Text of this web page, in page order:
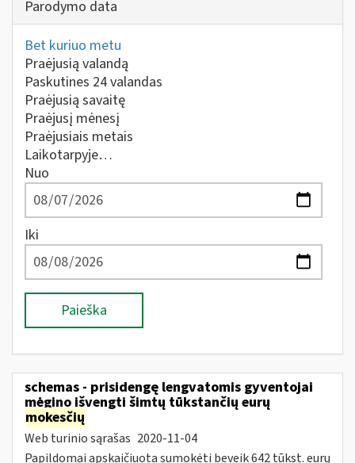
Parodymo data
Bet kuriuo metu
Praėjusią valandą
Paskutines 24 valandas
Praėjusią savaitę
Praėjusį mėnesį
Praėjusiais metais
Laikotarpyje…
Nuo
Iki
Paieška
schemas - prisidengę lengvatomis gyventojai
mėgino išvengti šimtų tūkstančių eurų
mokesčių
Web turinio sąrašas 2020-11-04
Papildomai apskaičiuota sumokėti beveik 642 tūkst. eurų